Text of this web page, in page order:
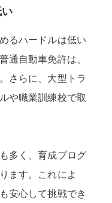
るハードルは低い
通自動車免許は、
さらに、大型トラ
や職業訓練校で取
多く、育成プログ
ます。これによ
安心して挑戦でき